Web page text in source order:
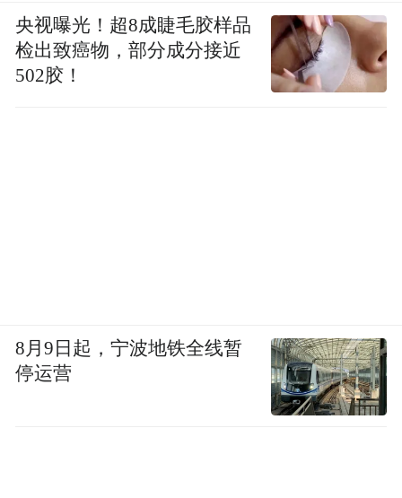
央视曝光！超8成睫毛胶样品
检出致癌物，部分成分接近
502胶！
8月9日起，宁波地铁全线暂
停运营